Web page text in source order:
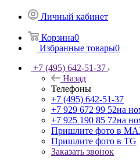
Личный кабинет
Корзина0
Избранные товары0
+7 (495) 642-51-37
Назад
Телефоны
+7 (495) 642-51-37
+7 929 672 99 52на
+7 925 190 85 72на
Пришлите фото в
Пришлите фото в TG
Заказать звонок